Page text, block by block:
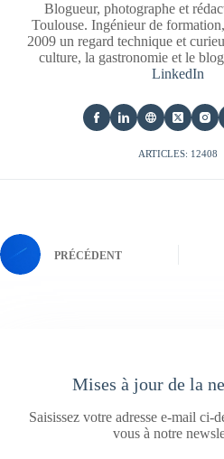
Blogueur, photographe et
Toulouse. Ingénieur de
2009 un regard technique et
culture, la gastronomie et le
LinkedIn
ARTICLES: 12408
PRÉCÉDENT
Mises à jour de la
Saisissez votre adresse e-mail ci-
vous à notre